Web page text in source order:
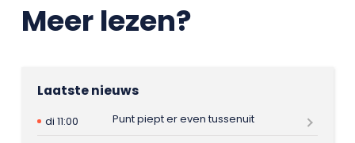
Meer lezen?
Laatste nieuws
di 11:00
Punt piept er even tussenuit